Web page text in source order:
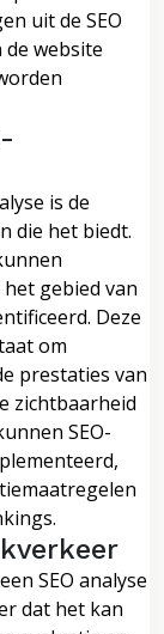
uit de SEO
website
is de
die het biedt.
gebied van
Deze
om
prestaties van
zichtbaarheid
SEO-
SEO analyse
dat het kan